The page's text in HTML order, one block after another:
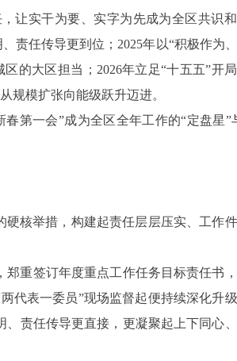
让实干为要、实字为先成为全区共识
责任传导更到位；2025年以“积极作为
的大区担当；2026年立足“十五五”开
规模扩张向能级跃升迈进。
春第一会”成为全区全年工作的“定盘星”
核举措，构建起责任层层压实、工作
重签订年度重点工作任务目标责任书，
两代表一委员”现场监督起便持续深化升
责任传导更直接，更凝聚起上下同心